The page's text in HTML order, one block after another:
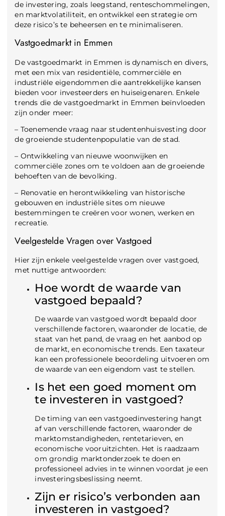
de investering, zoals leegstand, renteschommelingen,
en marktvolatiliteit, en ontwikkel een strategie om
deze risico’s te beheersen en te minimaliseren.
Vastgoedmarkt in Emmen
De vastgoedmarkt in Emmen is dynamisch en divers,
met een mix van residentiële, commerciële en
industriële eigendommen die aantrekkelijke kansen
bieden voor investeerders en huiseigenaren. Enkele
trends die de vastgoedmarkt in Emmen beïnvloeden
zijn onder meer:
– Toenemende vraag naar studentenhuisvesting door
de groeiende studentenpopulatie van de stad.
– Ontwikkeling van nieuwe woonwijken en
commerciële zones om te voldoen aan de groeiende
behoeften van de bevolking.
– Renovatie en herontwikkeling van historische
gebouwen en industriële sites om nieuwe
bestemmingen te creëren voor wonen, werken en
recreatie.
Veelgestelde Vragen over Vastgoed
Hier zijn enkele veelgestelde vragen over vastgoed,
met nuttige antwoorden:
Hoe wordt de waarde van
vastgoed bepaald?
De waarde van vastgoed wordt bepaald door
verschillende factoren, waaronder de locatie, de
staat van het pand, de vraag en het aanbod op
de markt, en economische trends. Een taxateur
kan een professionele beoordeling uitvoeren om
de waarde van een eigendom vast te stellen.
Is het een goed moment om
te investeren in vastgoed?
De timing van een vastgoedinvestering hangt
af van verschillende factoren, waaronder de
marktomstandigheden, rentetarieven, en
economische vooruitzichten. Het is raadzaam
om grondig marktonderzoek te doen en
professioneel advies in te winnen voordat je een
investeringsbeslissing neemt.
Zijn er risico’s verbonden aan
investeren in vastgoed?